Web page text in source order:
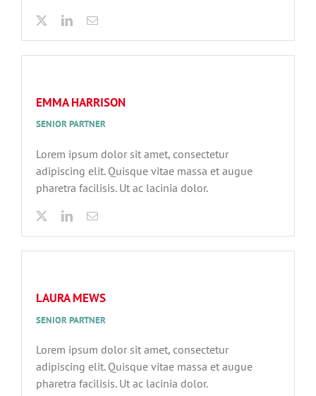
EMMA HARRISON
SENIOR PARTNER
Lorem ipsum dolor sit amet, consectetur
adipiscing elit. Quisque vitae massa et augue
pharetra facilisis. Ut ac lacinia dolor.
LAURA MEWS
SENIOR PARTNER
Lorem ipsum dolor sit amet, consectetur
adipiscing elit. Quisque vitae massa et augue
pharetra facilisis. Ut ac lacinia dolor.